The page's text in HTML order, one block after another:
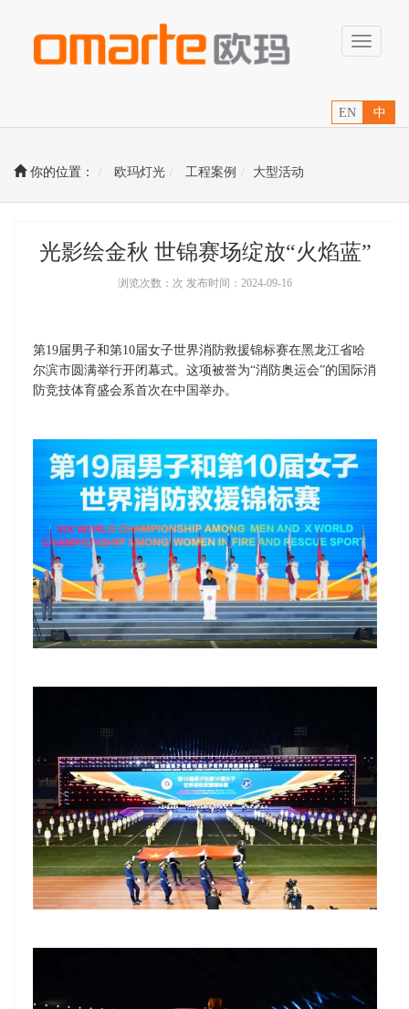
Toggle
EN 中
你的位置： 欧玛灯光 工程案例 大型活动
光影绘金秋 世锦赛场绽放“火焰蓝”
浏览次数：次 发布时间：2024-09-16
第19届男子和第10届女子世界消防救援锦标赛在黑龙江省哈
尔滨市圆满举行开闭幕式。这项被誉为“消防奥运会”的国际消
防竞技体育盛会系首次在中国举办。